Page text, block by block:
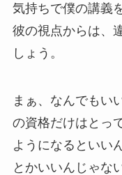
気持ちで僕の講義
彼の視点からは、
しょう。
まぁ、なんでもい
の資格だけはとっ
ようになるといい
とかいいんじゃな